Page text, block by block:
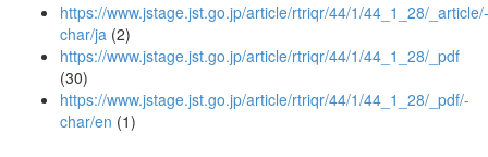
https://www.jstage.jst.go.jp/article/rtriqr/44/1/44_1_28/_article/-
char/ja (2)
https://www.jstage.jst.go.jp/article/rtriqr/44/1/44_1_28/_pdf
(30)
https://www.jstage.jst.go.jp/article/rtriqr/44/1/44_1_28/_pdf/-
char/en (1)